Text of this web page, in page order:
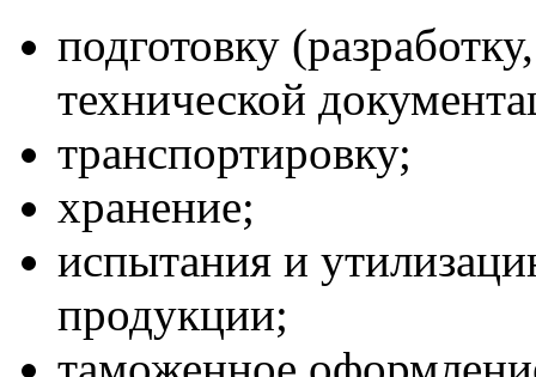
подготовку
технической
транспортировку;
хранение;
испытания и
продукции;